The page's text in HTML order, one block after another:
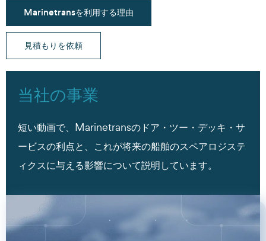
Marinetransを利用する理由
見積もりを依頼
当社の事業
短い動画で、Marinetransのドア・ツー・デッキ・サ
ービスの利点と、これが将来の船舶のスペアロジステ
ィクスに与える影響について説明しています。